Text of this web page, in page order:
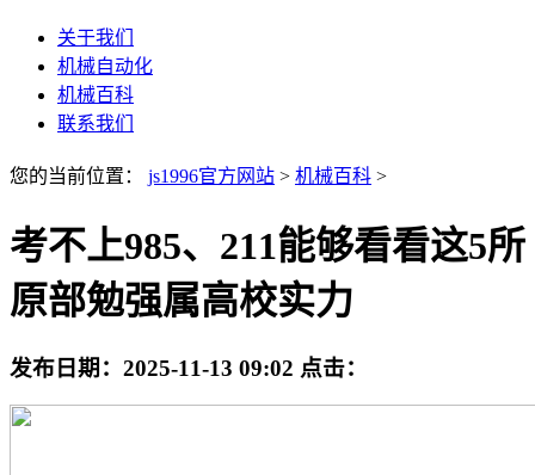
关于我们
机械自动化
机械百科
联系我们
您的当前位置： js1996官方网站 > 机械百科 >
考不上985、211能够看看这5所
原部勉强属高校实力
发布日期： 2025-11-13 09:02 点击：